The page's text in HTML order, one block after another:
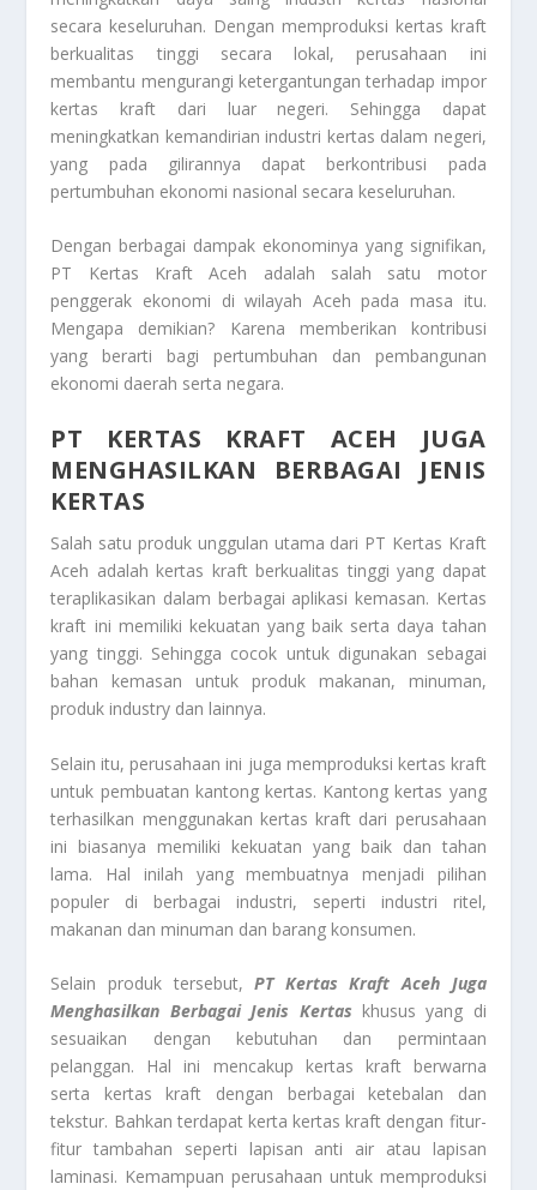
secara keseluruhan. Dengan memproduksi kertas kraft
berkualitas tinggi secara lokal, perusahaan ini
membantu mengurangi ketergantungan terhadap impor
kertas kraft dari luar negeri. Sehingga dapat
meningkatkan kemandirian industri kertas dalam negeri,
yang pada gilirannya dapat berkontribusi pada
pertumbuhan ekonomi nasional secara keseluruhan.
Dengan berbagai dampak ekonominya yang signifikan,
PT Kertas Kraft Aceh adalah salah satu motor
penggerak ekonomi di wilayah Aceh pada masa itu.
Mengapa demikian? Karena memberikan kontribusi
yang berarti bagi pertumbuhan dan pembangunan
ekonomi daerah serta negara.
PT KERTAS KRAFT ACEH JUGA
MENGHASILKAN BERBAGAI JENIS
KERTAS
Salah satu produk unggulan utama dari PT Kertas Kraft
Aceh adalah kertas kraft berkualitas tinggi yang dapat
teraplikasikan dalam berbagai aplikasi kemasan. Kertas
kraft ini memiliki kekuatan yang baik serta daya tahan
yang tinggi. Sehingga cocok untuk digunakan sebagai
bahan kemasan untuk produk makanan, minuman,
produk industry dan lainnya.
Selain itu, perusahaan ini juga memproduksi kertas kraft
untuk pembuatan kantong kertas. Kantong kertas yang
terhasilkan menggunakan kertas kraft dari perusahaan
ini biasanya memiliki kekuatan yang baik dan tahan
lama. Hal inilah yang membuatnya menjadi pilihan
populer di berbagai industri, seperti industri ritel,
makanan dan minuman dan barang konsumen.
Selain produk tersebut,PT Kertas Kraft Aceh Juga
Menghasilkan Berbagai Jenis Kertas khusus yang di
sesuaikan dengan kebutuhan dan permintaan
pelanggan. Hal ini mencakup kertas kraft berwarna
serta kertas kraft dengan berbagai ketebalan dan
tekstur. Bahkan terdapat kerta kertas kraft dengan fitur-
fitur tambahan seperti lapisan anti air atau lapisan
laminasi. Kemampuan perusahaan untuk memproduksi